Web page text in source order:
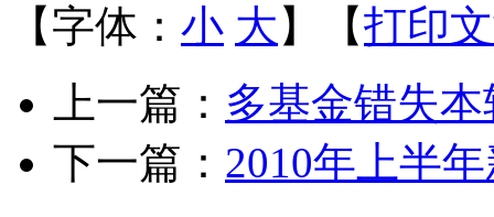
【字体： 小 大 】【打印
上一篇： 多基金错失
下一篇： 2010年上半